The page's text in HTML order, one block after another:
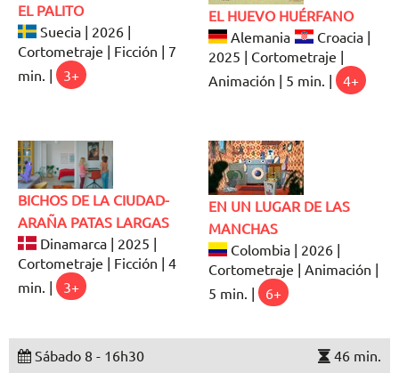
EL PALITO
Suecia | 2026 |
Cortometraje | Ficción | 7
min. |
3+
EL HUEVO HUÉRFANO
Alemania
Croacia |
2025 | Cortometraje |
Animación | 5 min. |
4+
BICHOS DE LA CIUDAD-
ARAÑA PATAS LARGAS
Dinamarca | 2025 |
Cortometraje | Ficción | 4
min. |
3+
EN UN LUGAR DE LAS
MANCHAS
Colombia | 2026 |
Cortometraje | Animación |
5 min. |
6+
Sábado 8 - 16h30
46 min.